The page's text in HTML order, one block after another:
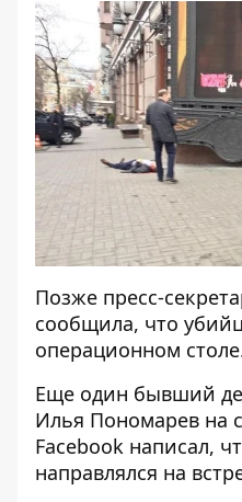
Позже пресс-
сообщила, что
операционном
Еще один бывший
Илья Пономарев на
Facebook написал,
направлялся на